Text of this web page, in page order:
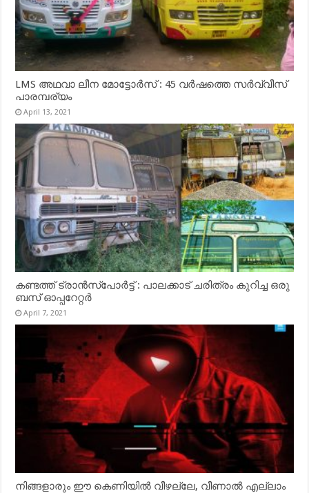
LMS അഥവാ ലീന മോട്ടോർസ് : 45 വർഷത്തെ സർവ്വീസ്
പാരമ്പര്യം
April 13, 2021
കണ്ടത്ത് ട്രാൻസ്‌പോർട്ട് : പാലക്കാട് ചരിത്രം കുറിച്ച ഒരു
ബസ് ഓപ്പറേറ്റർ
April 7, 2021
നിങ്ങളാരും ഈ കെണിയിൽ വീഴല്ലേ, വീണാൽ എല്ലാം